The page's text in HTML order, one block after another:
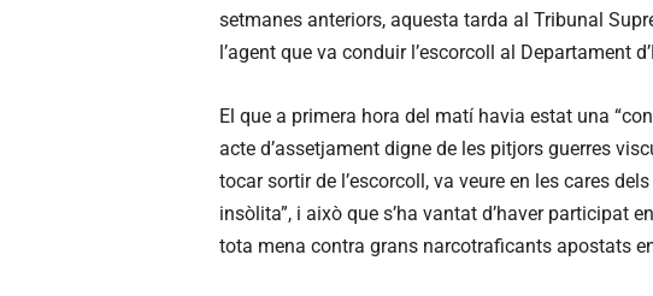
setmanes anteriors, aquesta tarda al Tribunal
l’agent que va conduir l’escorcoll al Departament
El que a primera hora del matí havia estat una
acte d’assetjament digne de les pitjors guerres
tocar sortir de l’escorcoll, va veure en les cares
insòlita”, i això que s’ha vantat d’haver participat
tota mena contra grans narcotraficants apostats